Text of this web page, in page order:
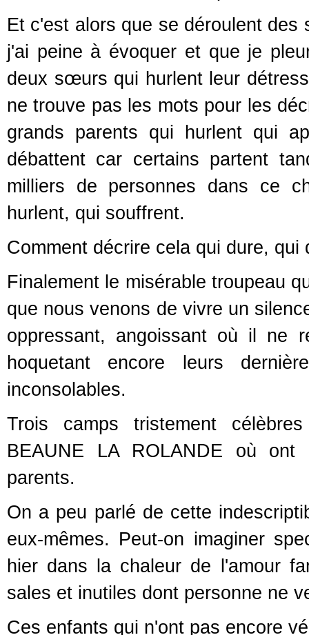
Et c'est alors que se déroulent des
j'ai peine à évoquer et que je
deux sœurs qui hurlent leur
ne trouve pas les mots pour les
grands parents qui hurlent qui
débattent car certains partent
milliers de personnes dans ce
hurlent, qui souffrent.
Comment décrire cela qui dure, qui
Finalement le misérable troupeau
que nous venons de vivre un
oppressant, angoissant où il ne
hoquetant encore leurs
inconsolables.
Trois camps tristement
BEAUNE LA ROLANDE où
parents.
On a peu parlé de cette
eux-mêmes. Peut-on imaginer
hier dans la chaleur de l'amour
sales et inutiles dont personne ne
Ces enfants qui n'ont pas encore